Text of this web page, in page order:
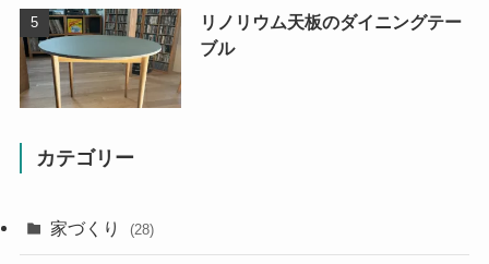
リノリウム天板のダイニングテー
ブル
カテゴリー
家づくり (28)